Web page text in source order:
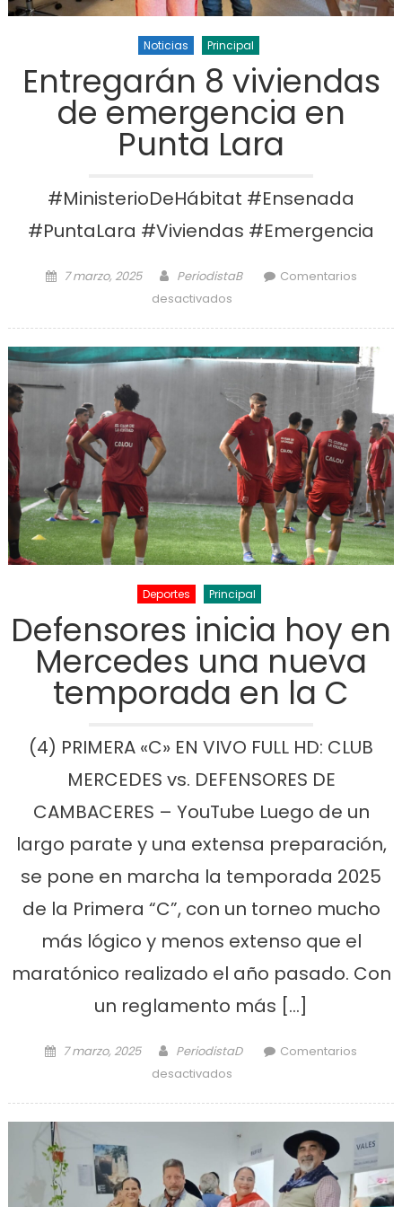
Noticias Principal
Entregarán 8 viviendas
de emergencia en
Punta Lara
#MinisterioDeHábitat #Ensenada
#PuntaLara #Viviendas #Emergencia
Posted on
7 marzo, 2025 Author
PeriodistaB
Comentarios
desactivados
Deportes Principal
Defensores inicia hoy en
Mercedes una nueva
temporada en la C
(4) PRIMERA «C» EN VIVO FULL HD: CLUB
MERCEDES vs. DEFENSORES DE
CAMBACERES – YouTube Luego de un
largo parate y una extensa preparación,
se pone en marcha la temporada 2025
de la Primera “C”, con un torneo mucho
más lógico y menos extenso que el
maratónico realizado el año pasado. Con
un reglamento más […]
Posted on
7 marzo, 2025 Author
PeriodistaD
Comentarios
desactivados